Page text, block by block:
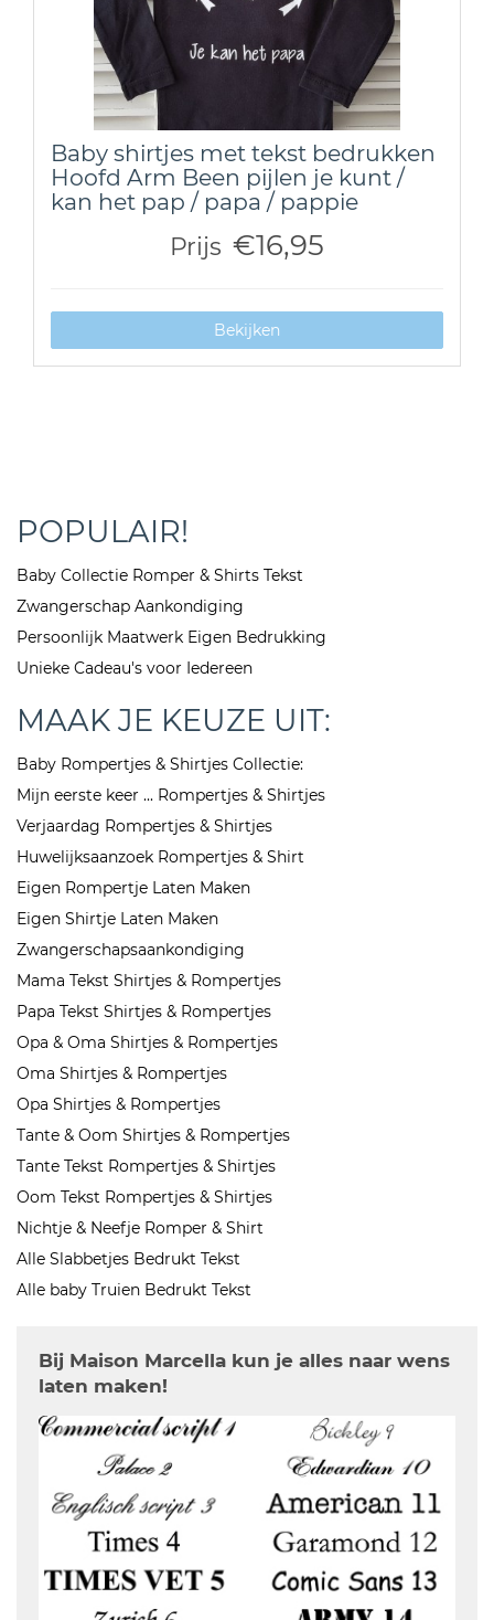
Baby shirtjes met tekst bedrukken
Hoofd Arm Been pijlen je kunt /
kan het pap / papa / pappie
Prijs €16,95
Bekijken
POPULAIR!
Baby Collectie Romper & Shirts Tekst
Zwangerschap Aankondiging
Persoonlijk Maatwerk Eigen Bedrukking
Unieke Cadeau's voor Iedereen
MAAK JE KEUZE UIT:
Baby Rompertjes & Shirtjes Collectie:
Mijn eerste keer ... Rompertjes & Shirtjes
Verjaardag Rompertjes & Shirtjes
Huwelijksaanzoek Rompertjes & Shirt
Eigen Rompertje Laten Maken
Eigen Shirtje Laten Maken
Zwangerschapsaankondiging
Mama Tekst Shirtjes & Rompertjes
Papa Tekst Shirtjes & Rompertjes
Opa & Oma Shirtjes & Rompertjes
Oma Shirtjes & Rompertjes
Opa Shirtjes & Rompertjes
Tante & Oom Shirtjes & Rompertjes
Tante Tekst Rompertjes & Shirtjes
Oom Tekst Rompertjes & Shirtjes
Nichtje & Neefje Romper & Shirt
Alle Slabbetjes Bedrukt Tekst
Alle baby Truien Bedrukt Tekst
Bij Maison Marcella kun je alles naar wens
laten maken!